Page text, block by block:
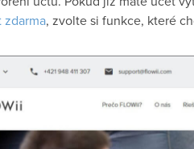
zdarma, zvolte si funkce, které